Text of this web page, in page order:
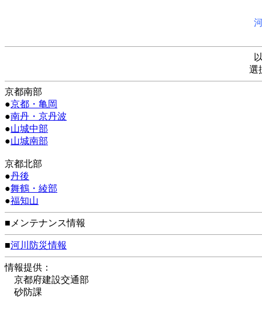
選
京都南部
●京都・亀岡
●南丹・京丹波
●山城中部
●山城南部
京都北部
●丹後
●舞鶴・綾部
●福知山
■メンテナンス情報
■河川防災情報
情報提供：
京都府建設交通部
砂防課